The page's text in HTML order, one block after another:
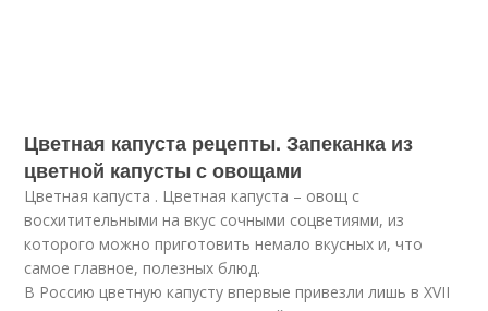
Цветная капуста рецепты. Запеканка из
цветной капусты с овощами
Цветная капуста . Цветная капуста – овощ с
восхитительными на вкус сочными соцветиями, из
которого можно приготовить немало вкусных и, что
самое главное, полезных блюд.
В Россию цветную капусту впервые привезли лишь в XVII